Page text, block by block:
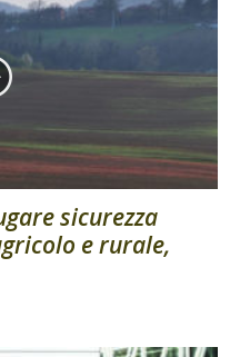
sicurezza
e rurale,